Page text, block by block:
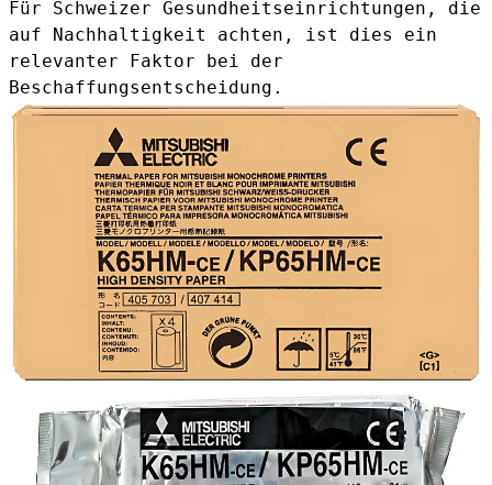
Für Schweizer Gesundheitseinrichtungen, die
auf Nachhaltigkeit achten, ist dies ein
relevanter Faktor bei der
Beschaffungsentscheidung.